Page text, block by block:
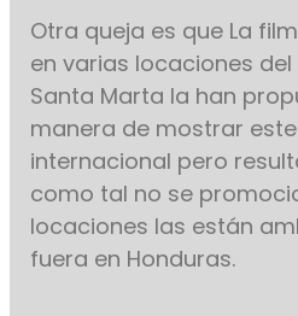
Otra queja es que La
en varias locaciones
Santa Marta la han
manera de mostrar
internacional pero
como tal no se
locaciones las están
fuera en Honduras.